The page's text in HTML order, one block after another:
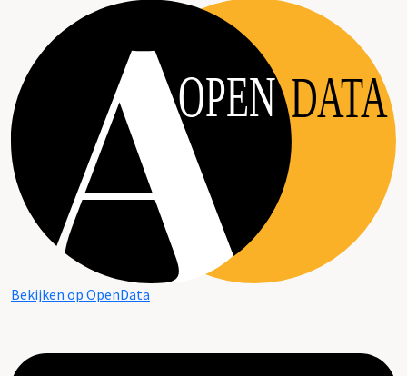
OPEN DATA
Bekijken op OpenData